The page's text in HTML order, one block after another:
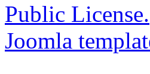
Public License.
Joomla